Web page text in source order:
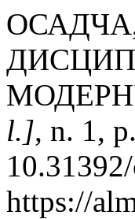
l.], n. 1,
https://